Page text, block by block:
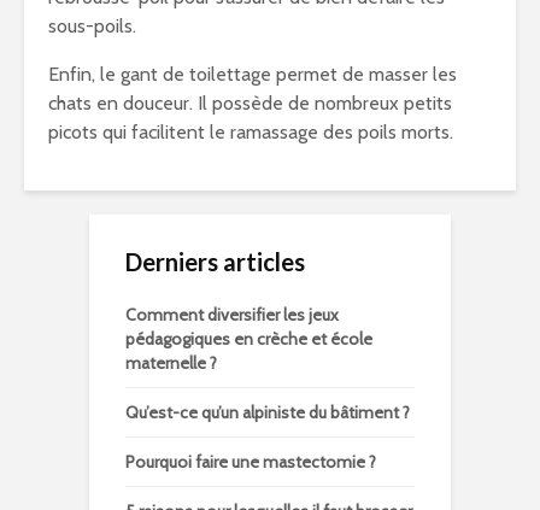
sous-poils.
Enfin, le gant de toilettage permet de masser les
chats en douceur. Il possède de nombreux petits
picots qui facilitent le ramassage des poils morts.
Derniers articles
Comment diversifier les jeux
pédagogiques en crèche et école
maternelle ?
Qu’est-ce qu’un alpiniste du bâtiment ?
Pourquoi faire une mastectomie ?